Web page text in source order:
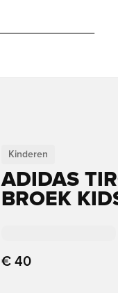
Kinderen
ADIDAS
BROEK
€ 40